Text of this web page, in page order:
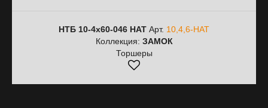
НТБ 10-4х60-046 HAT Арт. 10,4,6-HAT
Коллекция: ЗАМОК
Торшеры